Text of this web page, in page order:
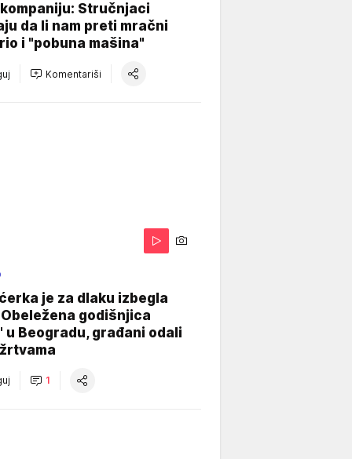
Stručnjaci
da li nam preti mračni
i "pobuna mašina"
Komentariši
je za dlaku izbegla
godišnjica
u Beogradu, građani odali
1